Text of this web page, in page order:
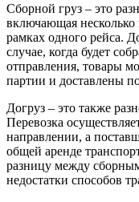
Сборной груз – это
включающая несколько
рамках одного рейса.
случае, когда будет
отправления, товары
партии и доставлены
Догруз – это также
Перевозка
направлении, а
общей аренде
разницу между
недостатки способов